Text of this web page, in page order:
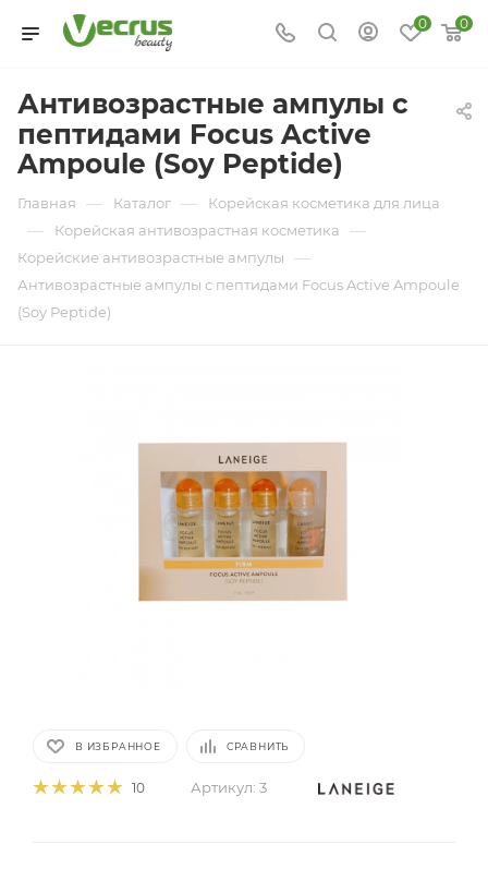
0 0
Антивозрастные ампулы с
пептидами Focus Active
Ampoule (Soy Peptide)
Главная — Каталог — Корейская косметика для лица
— Корейская антивозрастная косметика —
Корейские антивозрастные ампулы —
Антивозрастные ампулы с пептидами Focus Active Ampoule
(Soy Peptide)
В ИЗБРАННОЕ СРАВНИТЬ
10 Артикул: 3